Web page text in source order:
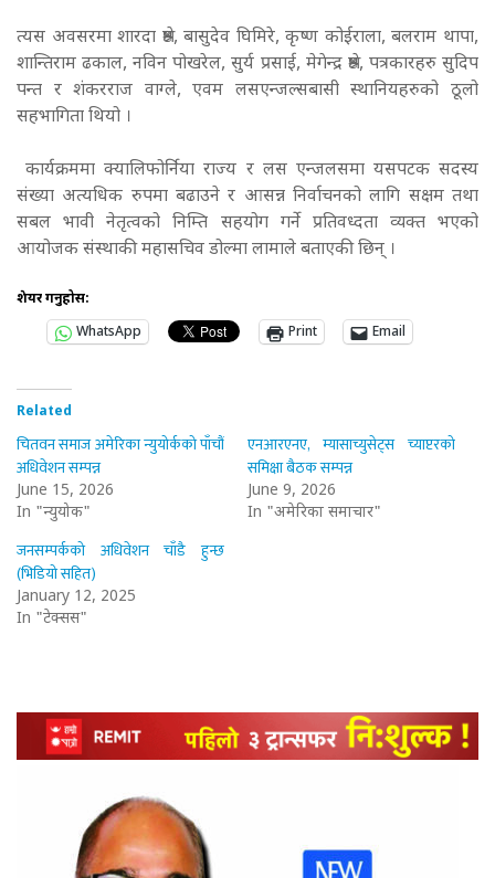
त्यस अवसरमा शारदा श्रेष्ठ, बासुदेव घिमिरे, कृष्ण कोईराला, बलराम थापा,
शान्तिराम ढकाल, नविन पोखरेल, सुर्य प्रसाई, मेगेन्द्र श्रेष्ठ, पत्रकारहरु सुदिप
पन्त र शंकरराज वाग्ले, एवम लसएन्जल्सबासी स्थानियहरुको ठूलो
सहभागिता थियो ।
कार्यक्रममा क्यालिफोर्निया राज्य र लस एन्जलसमा यसपटक सदस्य
संख्या अत्यधिक रुपमा बढाउने र आसन्न निर्वाचनको लागि सक्षम तथा
सबल भावी नेतृत्वको निम्ति सहयोग गर्ने प्रतिवध्दता व्यक्त भएको
आयोजक संस्थाकी महासचिव डोल्मा लामाले बताएकी छिन् ।
शेयर गर्नुहोस:
WhatsApp
Print Email
Related
चितवन समाज अमेरिका न्युयोर्कको पाँचौं
अधिवेशन सम्पन्न
June 15, 2026
In "न्युयोर्क"
एनआरएनए, म्यासाच्युसेट्स च्याप्टरको
समिक्षा बैठक सम्पन्न
June 9, 2026
In "अमेरिका समाचार"
जनसम्पर्कको अधिवेशन चाँडै हुन्छ
(भिडियो सहित)
January 12, 2025
In "टेक्सस"